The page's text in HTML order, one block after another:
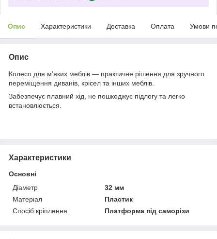
Опис Характеристики Доставка Оплата Умови
Опис
Колесо для м’яких меблів — практичне рішення для зручного
переміщення диванів, крісел та інших меблів.
Забезпечує плавний хід, не пошкоджує підлогу та легко
встановлюється.
Характеристики
Основні
Діаметр
32 мм
Матеріал
Пластик
Спосіб кріплення
Платформа під саморізи